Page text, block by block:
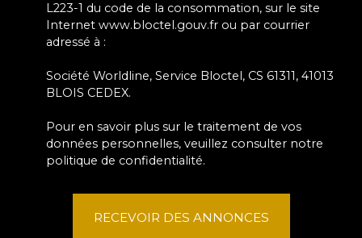
L223-1 du code de la consommation, sur le site
Internet www.bloctel.gouv.fr ou par courrier
adressé à :
Société Worldline, Service Bloctel, CS 61311, 41013
BLOIS CEDEX.
Pour en savoir plus sur le traitement de vos
données personnelles, veuillez consulter notre
politique de confidentialité.
RECEVOIR DES ANNONCES